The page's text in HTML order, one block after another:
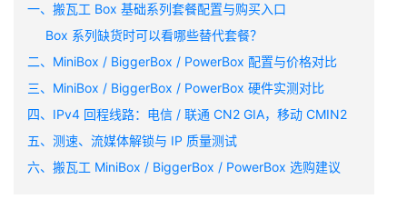
一、搬瓦工 Box 基础系列套餐配置与购买入口
Box 系列缺货时可以看哪些替代套餐？
二、MiniBox / BiggerBox / PowerBox 配置与价格对比
三、MiniBox / BiggerBox / PowerBox 硬件实测对比
四、IPv4 回程线路：电信 / 联通 CN2 GIA，移动 CMIN2
五、测速、流媒体解锁与 IP 质量测试
六、搬瓦工 MiniBox / BiggerBox / PowerBox 选购建议